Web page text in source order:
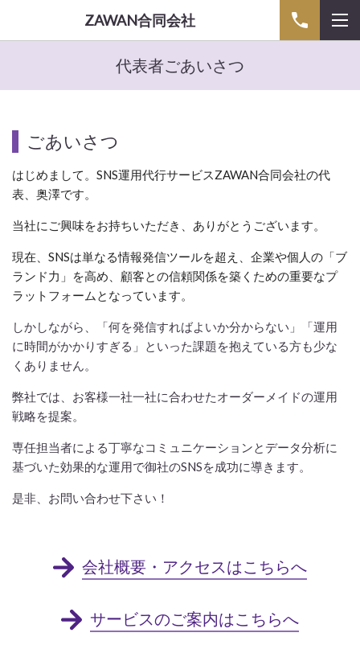
ZAWAN合同会社
代表者ごあいさつ
ごあいさつ
はじめまして。SNS運用代行サービスZAWAN合同会社の代
表、奥澤です。
当社にご興味をお持ちいただき、ありがとうございます。
現在、SNSは単なる情報発信ツールを超え、企業や個人の「ブ
ランド力」を高め、顧客との信頼関係を築くための重要なプ
ラットフォームとなっています。
しかしながら、「何を発信すればよいか分からない」「運用
に時間がかかりすぎる」といった課題を抱えている方も少な
くありません。
弊社では、お客様一社一社に合わせたオーダーメイドの運用
戦略を提案。
専任担当者による丁寧なコミュニケーションとデータ分析に
基づいた効果的な運用で御社のSNSを成功に導きます。
是非、お問い合わせ下さい！
会社概要・アクセスはこちらへ
サービスのご案内はこちらへ